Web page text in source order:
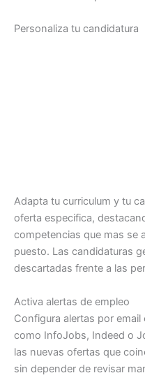
Personaliza tu candidatura
Adapta tu curriculum y tu
oferta especifica,
competencias que mas se
puesto. Las candidaturas
descartadas frente a las
Activa alertas de empleo
Configura alertas por
como InfoJobs, Indeed o
las nuevas ofertas que
sin depender de revisar